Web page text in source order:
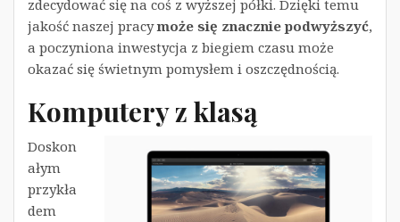
zdecydować się na coś z wyższej półki. Dzięki temu
jakość naszej pracymoże się znacznie podwyższyć,
a poczyniona inwestycja z biegiem czasu może
okazać się świetnym pomysłem i oszczędnością.
Komputery z klasą
Doskon
ałym
przykła
dem